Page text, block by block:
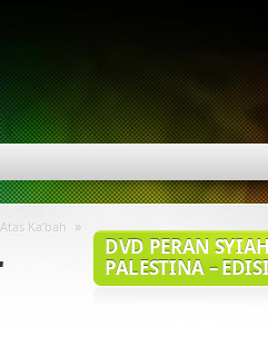
Ka’bah »
DVD PERAN
PALESTINA –